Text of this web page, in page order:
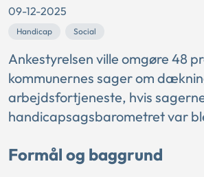
09-12-2025
Handicap Social
Ankestyrelsen ville omgøre 48
kommunernes sager om
arbejdsfortjeneste, hvis
handicapsagsbarometret var
Formål og baggrund